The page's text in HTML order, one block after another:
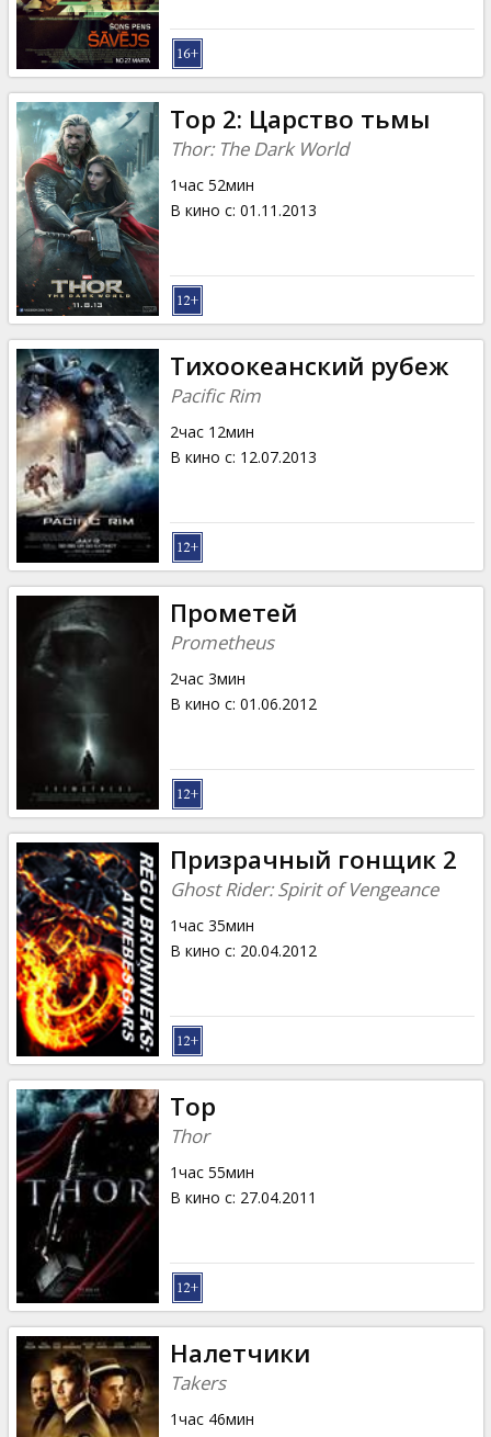
Тор 2: Царство тьмы
Thor: The Dark World
1час 52мин
В кино с: 01.11.2013
Тихоокеанский рубеж
Pacific Rim
2час 12мин
В кино с: 12.07.2013
Прометей
Prometheus
2час 3мин
В кино с: 01.06.2012
Призрачный гонщик 2
Ghost Rider: Spirit of Vengeance
1час 35мин
В кино с: 20.04.2012
Тор
Thor
1час 55мин
В кино с: 27.04.2011
Налетчики
Takers
1час 46мин